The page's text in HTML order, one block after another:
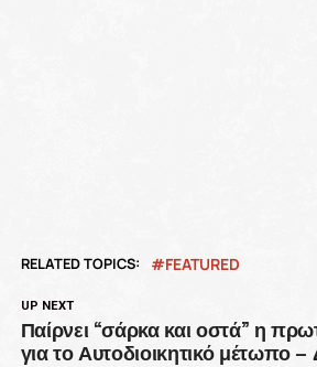
RELATED TOPICS: FEATURED
UP NEXT
Παίρνει “σάρκα και οστά” η
για το Αυτοδιοικητικό μέτωπο –